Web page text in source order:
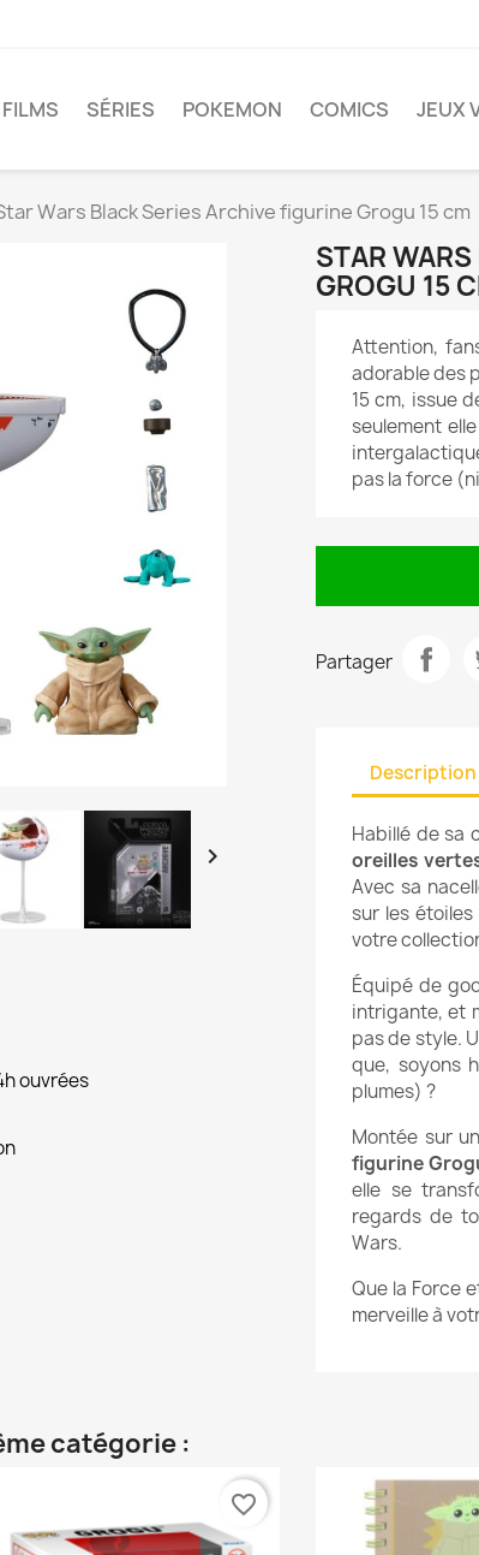
FILMS SÉRIES POKEMON COMICS JEUX
Wars Black Series Archive figurine Grogu 15 cm

ouvrées
STAR
GROGU 15
Attention,
adorable des
15 cm, issue
seulement
pas la force
Partager
Description
Habillé de sa
oreilles
Avec sa
sur les
votre
Équipé de
intrigante, et
pas de style.
que, soyons
plumes) ?
Montée sur
figurine
elle se
regards de
Wars.
Que la Force
merveille à
catégorie :
favorite_border